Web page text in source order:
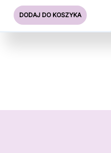
DODAJ DO KOSZYKA